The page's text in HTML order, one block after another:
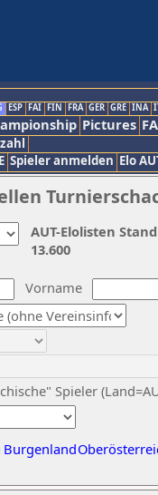
ESP FAI FIN FRA GER GRE INA
Pictures
Spieler anmelden Elo
Vorname
Spieler
Burgenland
AUT-Elolisten
13.600